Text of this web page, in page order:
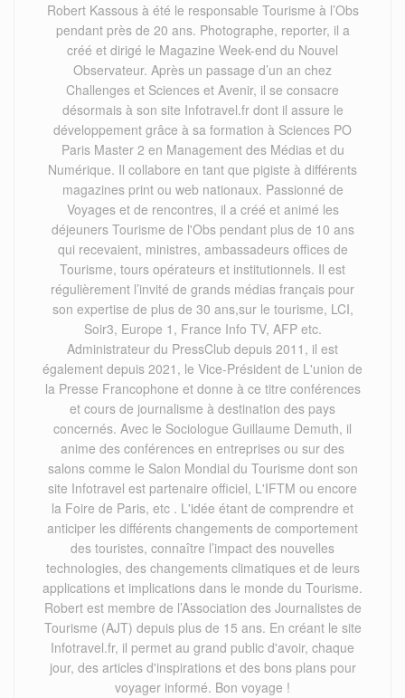
Robert Kassous à été le responsable Tourisme à l’Obs
pendant près de 20 ans. Photographe, reporter, il a
créé et dirigé le Magazine Week-end du Nouvel
Observateur. Après un passage d’un an chez
Challenges et Sciences et Avenir, il se consacre
désormais à son site Infotravel.fr dont il assure le
développement grâce à sa formation à Sciences PO
Paris Master 2 en Management des Médias et du
Numérique. Il collabore en tant que pigiste à différents
magazines print ou web nationaux. Passionné de
Voyages et de rencontres, il a créé et animé les
déjeuners Tourisme de l'Obs pendant plus de 10 ans
qui recevaient, ministres, ambassadeurs offices de
Tourisme, tours opérateurs et institutionnels. Il est
régulièrement l’invité de grands médias français pour
son expertise de plus de 30 ans,sur le tourisme, LCI,
Soir3, Europe 1, France Info TV, AFP etc.
Administrateur du PressClub depuis 2011, il est
également depuis 2021, le Vice-Président de L'union de
la Presse Francophone et donne à ce titre conférences
et cours de journalisme à destination des pays
concernés. Avec le Sociologue Guillaume Demuth, il
anime des conférences en entreprises ou sur des
salons comme le Salon Mondial du Tourisme dont son
site Infotravel est partenaire officiel, L'IFTM ou encore
la Foire de Paris, etc . L'idée étant de comprendre et
anticiper les différents changements de comportement
des touristes, connaître l’impact des nouvelles
technologies, des changements climatiques et de leurs
applications et implications dans le monde du Tourisme.
Robert est membre de l’Association des Journalistes de
Tourisme (AJT) depuis plus de 15 ans. En créant le site
Infotravel.fr, il permet au grand public d'avoir, chaque
jour, des articles d'inspirations et des bons plans pour
voyager informé. Bon voyage !